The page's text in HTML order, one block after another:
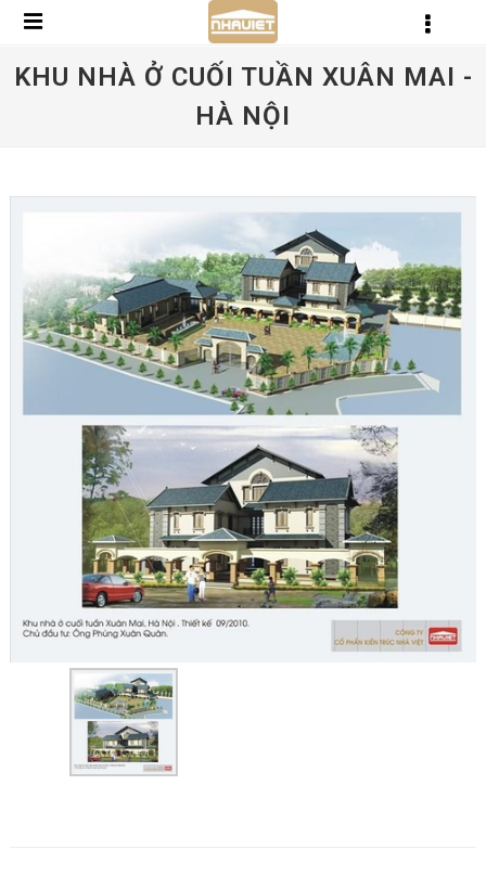
KHU NHÀ Ở CUỐI TUẦN XUÂN MAI -
HÀ NỘI